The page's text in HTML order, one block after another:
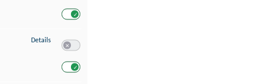
Details zu Entwicklung und Verbesserung der Angebote